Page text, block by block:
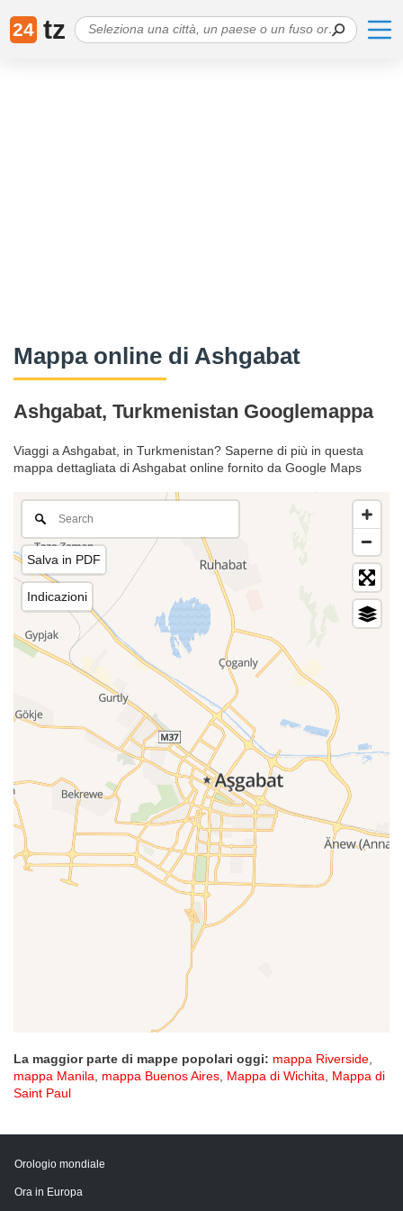
24 tz
Mappa online di Ashgabat
Ashgabat, Turkmenistan Googlemappa
Viaggi a Ashgabat, in Turkmenistan? Saperne di più in questa
mappa dettagliata di Ashgabat online fornito da Google Maps
Salva in PDF
Indicazioni
La maggior parte di mappe popolari oggi: mappa Riverside,
mappa Manila, mappa Buenos Aires, Mappa di Wichita, Mappa di
Saint Paul
Orologio mondiale
Ora in Europa